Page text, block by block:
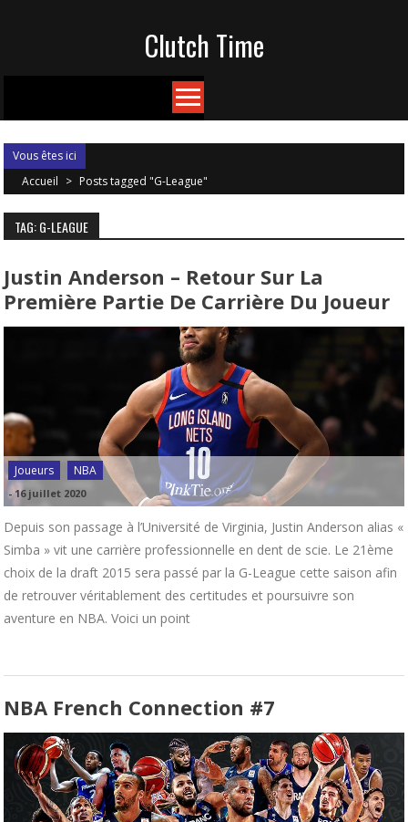
Clutch Time
Vous êtes ici
Accueil > Posts tagged "G-League"
TAG: G-LEAGUE
Justin Anderson – Retour Sur La
Première Partie De Carrière Du Joueur
Joueurs NBA
-16 juillet 2020
Depuis son passage à l’Université de Virginia, Justin Anderson alias «
Simba » vit une carrière professionnelle en dent de scie. Le 21ème
choix de la draft 2015 sera passé par la G-League cette saison afin
de retrouver véritablement des certitudes et poursuivre son
aventure en NBA. Voici un point
NBA French Connection #7